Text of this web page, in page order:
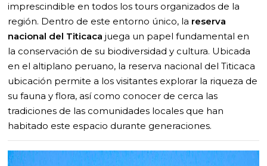
imprescindible en todos los tours organizados de la
región. Dentro de este entorno único, la reserva
nacional del Titicaca juega un papel fundamental en
la conservación de su biodiversidad y cultura. Ubicada
en el altiplano peruano, la reserva nacional del Titicaca
ubicación permite a los visitantes explorar la riqueza de
su fauna y flora, así como conocer de cerca las
tradiciones de las comunidades locales que han
habitado este espacio durante generaciones.